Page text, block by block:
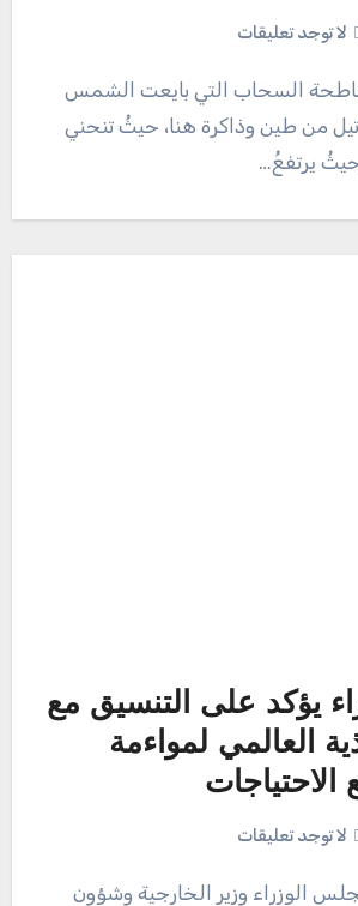
لا توجد تعليقات
من طين وذاكرة هنا، حيثُ تنحني
يرتفعُ…
يؤكد على التنسيق مع
العالمي لمواءمة
الاحتياجات
لا توجد تعليقات